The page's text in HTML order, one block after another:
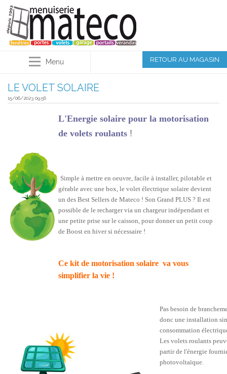
Menu RETOUR AU MAGASIN
LE VOLET SOLAIRE
15/06/2023 09:56
L'Energie solaire pour la motorisation
de volets roulants !
Simple à mettre en oeuvre, facile à installer, pilotable et
gérable avec une box, le volet électrique solaire devient
un des Best Sellers de Mateco ! Son Grand PLUS ? Il est
possible de le recharger via un chargeur indépendant et
une petite prise sur le caisson, pour donner un petit coup
de Boost en hiver si nécessaire !
Ce kit de motorisation solaire va vous
simplifier la vie !
Pas besoin de
donc une installation
consommation
Les volets roulants
partir de l'énergie
photovoltaïque.